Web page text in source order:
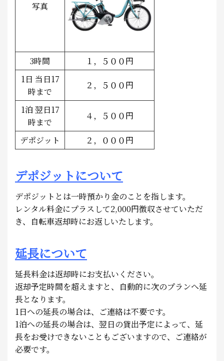
写真
3時間
１，５００円
1日 当日17
時まで
２，５００円
1泊 翌日17
時まで
４，５００円
デポジット ２，０００円
デポジットについて
デポジットとは一時預かり金のことを指します。
レンタル料金にプラスして2,000円徴収させていただ
き、自転車返却時にお返しいたします。
延長について
延長料金は返却時にお支払いください。
返却予定時間を超えますと、自動的に次のプランへ延
長となります。
1日への延長の場合は、ご連絡は不要です。
1泊への延長の場合は、翌日の貸出予定によって、延
長をお受けできないこともございますので、ご連絡が
必要です。